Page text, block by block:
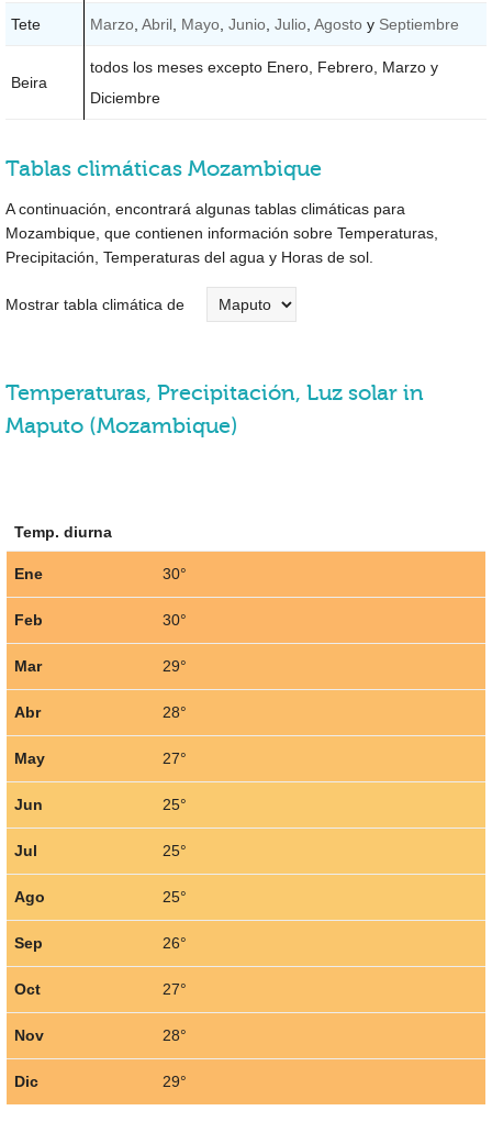
Tete Marzo Abril Mayo Junio Julio Agosto y Septiembre
Beira
todos los meses excepto Enero, Febrero, Marzo y
Diciembre
Tablas climáticas Mozambique
A continuación, encontrará algunas tablas climáticas para
Mozambique, que contienen información sobre Temperaturas,
Precipitación, Temperaturas del agua y Horas de sol.
Mostrar tabla climática de
Temperaturas, Precipitación, Luz solar in
Maputo (Mozambique)
Temp. diurna
Ene 30°
Feb 30°
Mar 29°
Abr 28°
May 27°
Jun 25°
Jul 25°
Ago 25°
Sep 26°
Oct 27°
Nov 28°
Dic 29°